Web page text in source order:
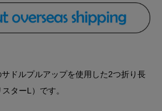
ドルプルアップを使用した2つ折り長
ターL）です。